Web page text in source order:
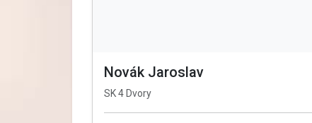
Novák Jaroslav
SK 4 Dvory